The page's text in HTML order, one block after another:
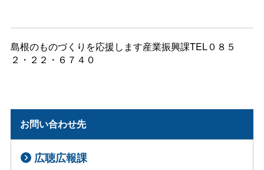
島根のものづくりを応援します産業振興課TEL０８５
２・２２・６７４０
お問い合わせ先
広聴広報課